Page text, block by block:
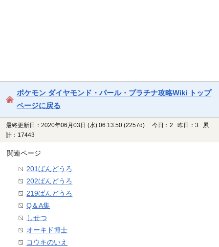
ポケモン ダイヤモンド・パール・プラチナ攻略Wiki トップ
ページに戻る
最終更新日：2020年06月03日 (水) 06:13:50 (2257d)
今日：2 昨日：3 累
計：17443
関連ページ
201ばんどうろ
202ばんどうろ
219ばんどうろ
Q＆A集
しせつ
オーキド博士
コウキのいえ